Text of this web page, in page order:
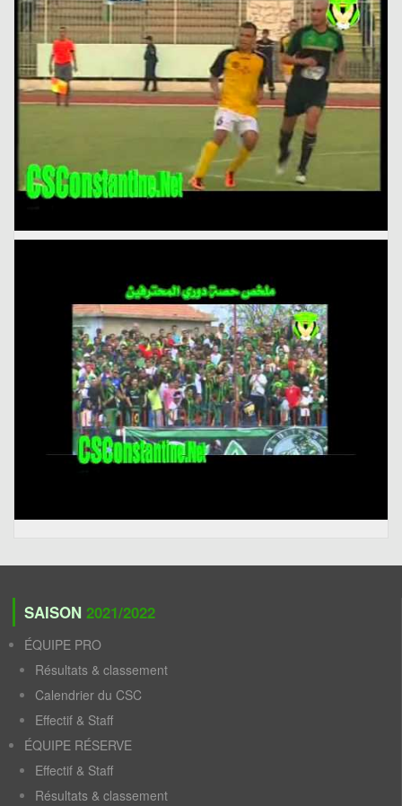
SAISON 2021/2022
ÉQUIPE PRO
Résultats & classement
Calendrier du CSC
Effectif & Staff
ÉQUIPE RÉSERVE
Effectif & Staff
Résultats & classement